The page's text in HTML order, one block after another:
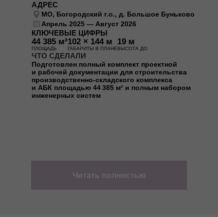
АДРЕС
МО, Богородский г.о., д. Большое Буньково
Апрель 2025 — Август 2026
КЛЮЧЕВЫЕ ЦИФРЫ
44 385 м²
ПЛОЩАДЬ
102 × 144 м
ГАБАРИТЫ В ПЛАНЕ
19 м
ВЫСОТА ДО
ЧТО СДЕЛАЛИ
Подготовлен полный комплект проектной
и рабочей документации для строительства
производственно-складского комплекса
и АБК площадью 44 385 м² и полным набором
инженерных систем
Читать полностью